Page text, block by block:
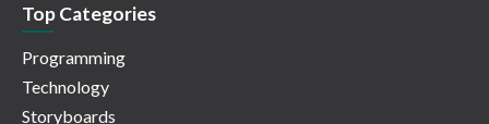
Top Categories
Programming
Technology
Storyboards